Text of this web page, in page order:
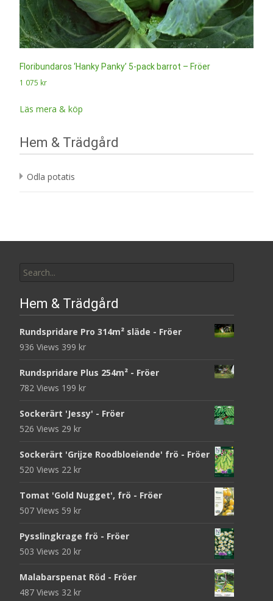
Floribundaros ‘Hanky Panky’ 5-pack barrot – Fröer
1 075 kr
Läs mera & köp
Hem & Trädgård
Odla potatis
for:
Hem & Trädgård
Rundspridare Pro 314m² släde - Fröer
936 Views 399 kr
Rundspridare Plus 254m² - Fröer
782 Views 199 kr
Sockerärt 'Jessy' - Fröer
526 Views 29 kr
Sockerärt 'Grijze Roodbloeiende' frö - Fröer
520 Views 22 kr
Tomat 'Gold Nugget', frö - Fröer
507 Views 59 kr
Pysslingkrage frö - Fröer
503 Views 20 kr
Malabarspenat Röd - Fröer
487 Views 32 kr